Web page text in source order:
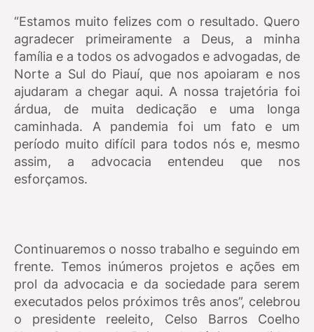
“Estamos muito felizes com o resultado. Quero
agradecer primeiramente a Deus, a minha
família e a todos os advogados e advogadas, de
Norte a Sul do Piauí, que nos apoiaram e nos
ajudaram a chegar aqui. A nossa trajetória foi
árdua, de muita dedicação e uma longa
caminhada. A pandemia foi um fato e um
período muito difícil para todos nós e, mesmo
assim, a advocacia entendeu que nos
esforçamos.
Continuaremos o nosso trabalho e seguindo em
frente. Temos inúmeros projetos e ações em
prol da advocacia e da sociedade para serem
executados pelos próximos três anos”, celebrou
o presidente reeleito, Celso Barros Coelho